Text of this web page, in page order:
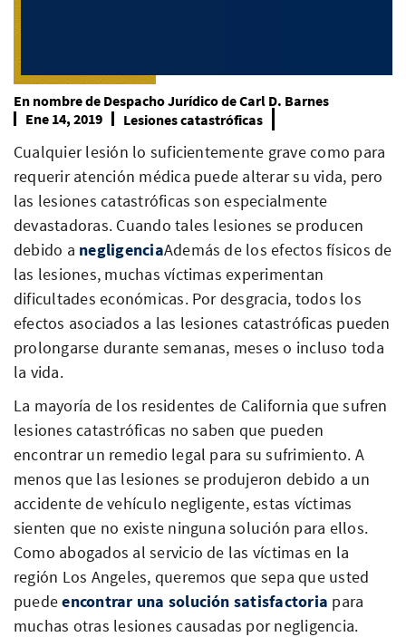
En nombre de Despacho Jurídico de Carl D. Barnes
Ene 14, 2019
Lesiones catastróficas
Cualquier lesión lo suficientemente grave como para
requerir atención médica puede alterar su vida, pero
las lesiones catastróficas son especialmente
devastadoras. Cuando tales lesiones se producen
debido a negligenciaAdemás de los efectos físicos de
las lesiones, muchas víctimas experimentan
dificultades económicas. Por desgracia, todos los
efectos asociados a las lesiones catastróficas pueden
prolongarse durante semanas, meses o incluso toda
la vida.
La mayoría de los residentes de California que sufren
lesiones catastróficas no saben que pueden
encontrar un remedio legal para su sufrimiento. A
menos que las lesiones se produjeron debido a un
accidente de vehículo negligente, estas víctimas
sienten que no existe ninguna solución para ellos.
Como abogados al servicio de las víctimas en la
región Los Angeles, queremos que sepa que usted
puedeencontrar una solución satisfactoria para
muchas otras lesiones causadas por negligencia.